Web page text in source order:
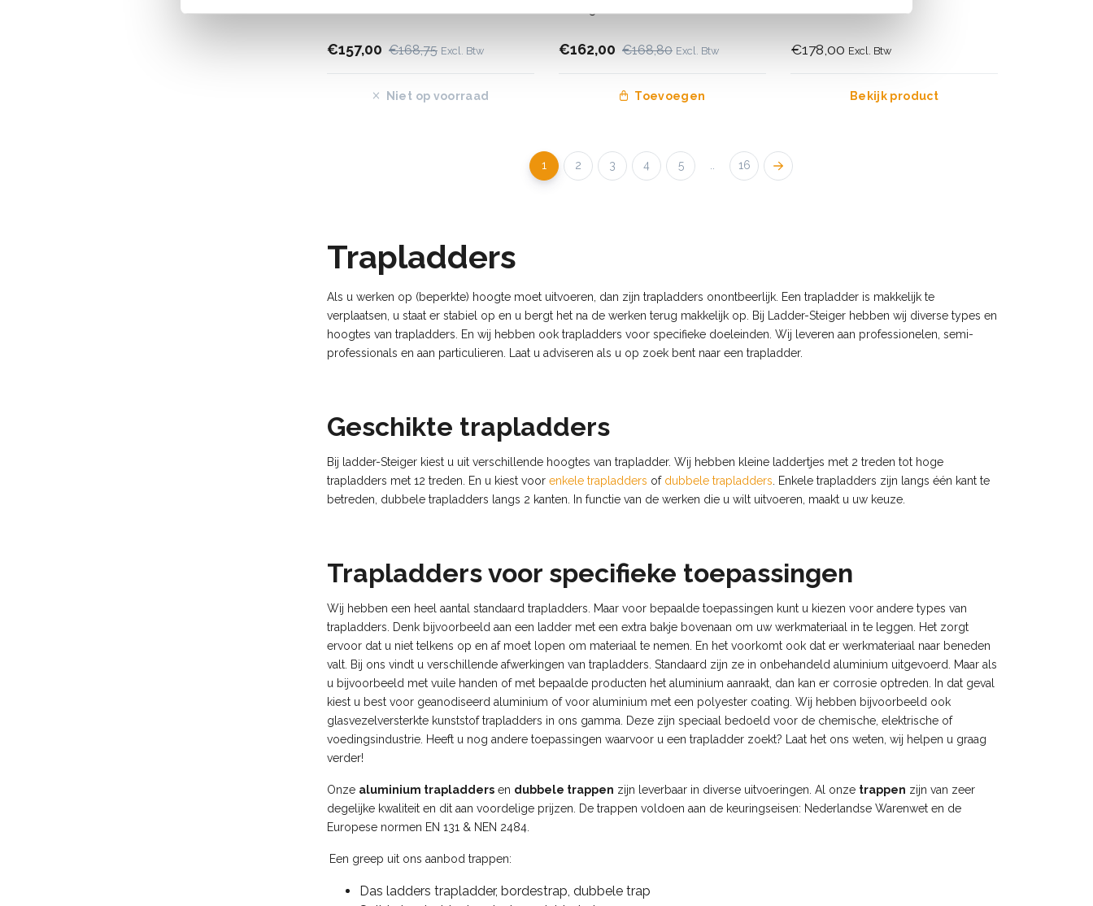
€157,00 €168,75 Excl. Btw
Niet op voorraad
STX-3
€162,00 €168,80 Excl. Btw
Toevoegen
treden
€178,00 Excl. Btw
Bekijk product
1 2 3 4 5 .. 16
Trapladders
Als u werken op (beperkte) hoogte moet uitvoeren, dan zijn trapladders onontbeerlijk. Een trapladder is makkelijk te
verplaatsen, u staat er stabiel op en u bergt het na de werken terug makkelijk op. Bij Ladder-Steiger hebben wij diverse types en
hoogtes van trapladders. En wij hebben ook trapladders voor specifieke doeleinden. Wij leveren aan professionelen, semi-
professionals en aan particulieren. Laat u adviseren als u op zoek bent naar een trapladder.
Geschikte trapladders
Bij ladder-Steiger kiest u uit verschillende hoogtes van trapladder. Wij hebben kleine laddertjes met 2 treden tot hoge
trapladders met 12 treden. En u kiest voor enkele trapladders of dubbele trapladders . Enkele trapladders zijn langs één kant te
betreden, dubbele trapladders langs 2 kanten. In functie van de werken die u wilt uitvoeren, maakt u uw keuze.
Trapladders voor specifieke toepassingen
Wij hebben een heel aantal standaard trapladders. Maar voor bepaalde toepassingen kunt u kiezen voor andere types van
trapladders. Denk bijvoorbeeld aan een ladder met een extra bakje bovenaan om uw werkmateriaal in te leggen. Het zorgt
ervoor dat u niet telkens op en af moet lopen om materiaal te nemen. En het voorkomt ook dat er werkmateriaal naar beneden
valt. Bij ons vindt u verschillende afwerkingen van trapladders. Standaard zijn ze in onbehandeld aluminium uitgevoerd. Maar als
u bijvoorbeeld met vuile handen of met bepaalde producten het aluminium aanraakt, dan kan er corrosie optreden. In dat geval
kiest u best voor geanodiseerd aluminium of voor aluminium met een polyester coating. Wij hebben bijvoorbeeld ook
glasvezelversterkte kunststof trapladders in ons gamma. Deze zijn speciaal bedoeld voor de chemische, elektrische of
voedingsindustrie. Heeft u nog andere toepassingen waarvoor u een trapladder zoekt? Laat het ons weten, wij helpen u graag
verder!
Onze aluminium trapladders en dubbele trappen zijn leverbaar in diverse uitvoeringen. Al onze trappen zijn van zeer
degelijke kwaliteit en dit aan voordelige prijzen. De trappen voldoen aan de keuringseisen: Nederlandse Warenwet en de
Europese normen EN 131 & NEN 2484.
Een greep uit ons aanbod trappen:
Das ladders trapladder, bordestrap, dubbele trap